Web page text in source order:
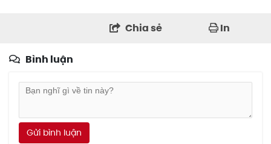
Chia sẻ In
Bình luận
Gửi bình luận